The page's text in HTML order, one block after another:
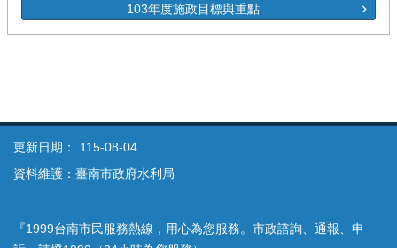
103年度施政目標與重點
更新日期：
115-08-04
資料維護：臺南市政府水利局
『1999台南市民服務熱線，用心為您服務。市政諮詢、通報、申